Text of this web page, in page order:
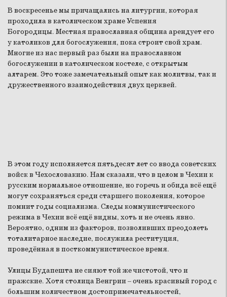
В воскресенье мы причащались на литургии, которая
проходила в католическом храме Успения
Богородицы. Местная православная община арендует его
у католиков для богослужения, пока строит свой храм.
Многие из нас первый раз были на православном
богослужении в католическом костеле, с открытым
алтарем. Это тоже замечательный опыт как молитвы, так и
дружественного взаимодействия двух церквей.
В этом году исполняется пятьдесят лет со ввода советских
войск в Чехословакию. Нам сказали, что в целом в Чехии к
русским нормальное отношение, но горечь и обида всё ещё
могут сохраняться среди старшего поколения, которое
помнит годы социализма. Следы коммунистического
режима в Чехии всё ещё видны, хоть и не очень явно.
Вероятно, одним из факторов, позволивших преодолеть
тоталитарное наследие, послужила реституция,
проведённая в посткоммунистическое время.
Улицы Будапешта не сияют той же чистотой, что и
пражские. Хотя столица Венгрии – очень красивый город с
большим количеством достопримечательностей,